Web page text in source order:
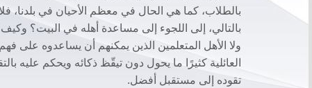
بالطلاب، كما هي الحال في معظم الأحيان في بلدنا،
بالتالي، إلى اللجوء إلى مساعدة أهله في البيت؟ وكيف
ولا الأهل المتعلمين الذين يمكنهم أن يساعدوه على
العائلية كثيرًا ما يحول دون تيقّظ ذكائه ويحكم
تقوده إلى مستقبل أفضل.